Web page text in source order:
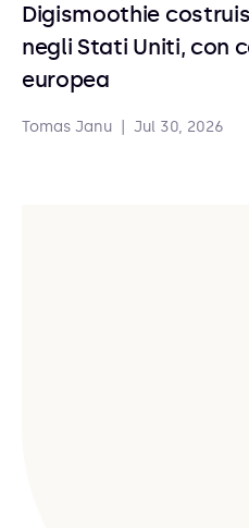
Digismoothie
negli Stati Uniti, con
europea
Tomas Janu Jul 30, 2026